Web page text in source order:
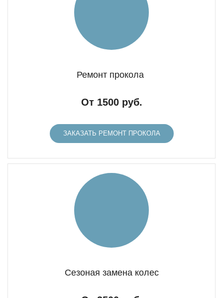
Ремонт прокола
От 1500 руб.
ЗАКАЗАТЬ РЕМОНТ ПРОКОЛА
Сезоная замена колес